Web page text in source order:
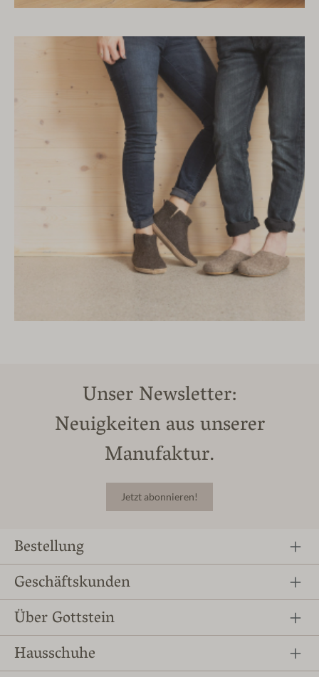
Unser Newsletter:
Neuigkeiten aus unserer
Manufaktur.
Jetzt abonnieren!
Bestellung
Geschäftskunden
Über Gottstein
Hausschuhe